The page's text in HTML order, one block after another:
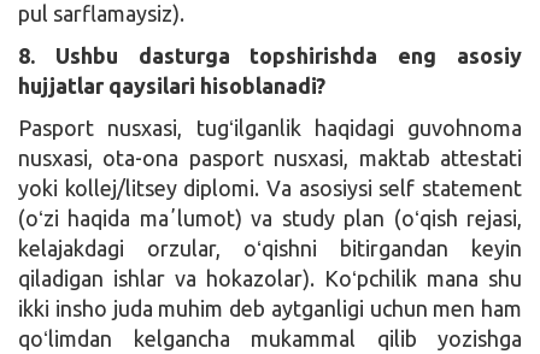
pul sarflamaysiz).
8. Ushbu dasturga topshirishda eng asosiy
hujjatlar qaysilari hisoblanadi?
Pasport nusxasi, tugʻilganlik haqidagi guvohnoma
nusxasi, ota-ona pasport nusxasi, maktab attestati
yoki kollej/litsey diplomi. Va asosiysi self statement
(oʻzi haqida maʼlumot) va study plan (oʻqish rejasi,
kelajakdagi orzular, oʻqishni bitirgandan keyin
qiladigan ishlar va hokazolar). Koʻpchilik mana shu
ikki insho juda muhim deb aytganligi uchun men ham
qoʻlimdan kelgancha mukammal qilib yozishga